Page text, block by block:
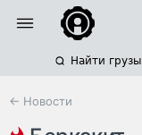
Найти грузы
← Новости